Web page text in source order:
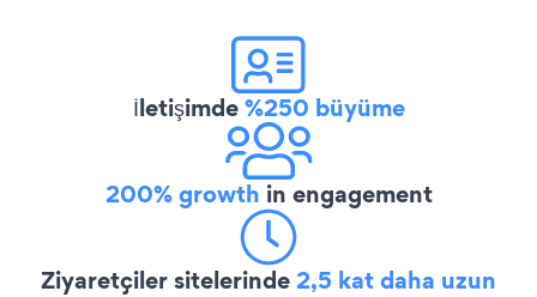
İletişimde%250 büyüme
200% growth in engagement
Ziyaretçiler sitelerinde2,5 kat daha uzun